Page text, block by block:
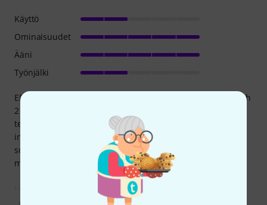
EDIT: These are very prone to breaking. I have gone through
2 of them. The release switch for the XLR cable is what
tends to go. It is pretty scary when one of these is stuck
inside of a microphone worth 10x the CT1. Maybe invest in
something else. Also, just add an extra cable between the
mic and the CT1 if you are going to use it.
Käyttö
Ominaisuudet
Ääni
Työnjälki